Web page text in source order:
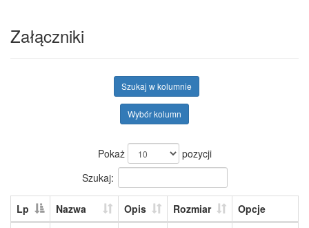
Załączniki
Szukaj w kolumnie
Wybór kolumn
Pokaż
pozycji
Szukaj:
Lp Nazwa Opis Rozmiar
Opcje